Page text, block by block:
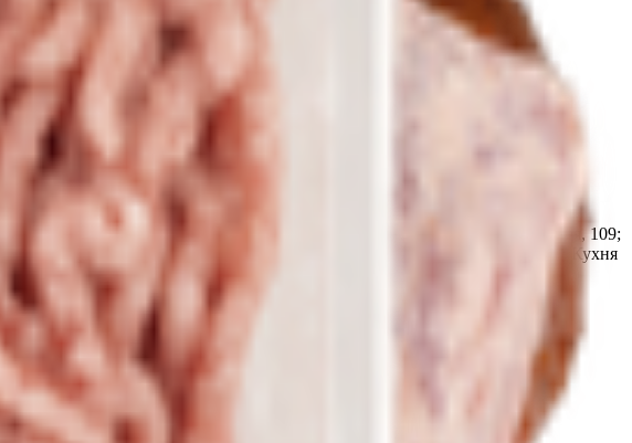
109; Доготовочный кондитерский цех «Мир продуктов №4» 247210,
обл., г. Жлобин, ул. Шоссейная, 109; Кондитерский цех ТРЦ «3
Республика Беларусь, Гомельская обл., г. Жлобин, ул. Шоссейная, 109;
ХЗ», Республика Беларусь, Гомельская обл., г. Жлобин, мкр.18, д. 6А; Кухня